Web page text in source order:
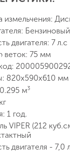
измельчения:
двигателя: 7 л.с
веток: 75 мм
820х590х610 мм
м3
1 год.
VIPER (212
двигателя - 7,0